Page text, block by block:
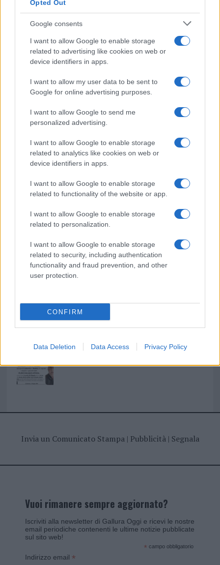
Opted Out
Google consents
I want to allow Google to enable storage
related to advertising like cookies on web or
device identifiers in apps.
I want to allow my user data to be sent to
Google for online advertising purposes.
I want to allow Google to send me
personalized advertising.
I want to allow Google to enable storage
related to analytics like cookies on web or
device identifiers in apps.
I want to allow Google to enable storage
related to functionality of the website or app.
I want to allow Google to enable storage
related to personalization.
I want to allow Google to enable storage
related to security, including authentication
functionality and fraud prevention, and other
user protection.
CONFIRM
Data Deletion Data Access Privacy Policy
Paolo Pinna
Martina Agostina Diturco
I nostri cari
I nostri cari
I nostri cari
Giovannimaria Cabras
Invia un Comunicato Stampa| Pubblicità| Segnala
Vuoi rimanere sempre aggiornato?
Iscriviti alla newsletter di Gallura Oggi e ricevi le nostre
email periodiche contenenti le ultime notizie pubblicate
sul sito web!
* campo obbligatorio
Indirizzo email *